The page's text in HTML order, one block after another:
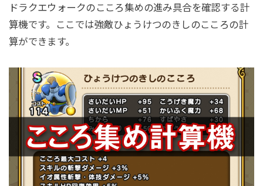
ドラクエウォークのこころ集めの進み具合を確認する計
算機です。ここでは強敵ひょうけつのきしのこころの計
算ができます。